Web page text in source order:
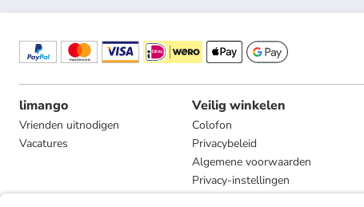
limango
Vrienden uitnodigen
Vacatures
Veilig winkelen
Colofon
Privacybeleid
Algemene voorwaarden
Privacy-instellingen
Compliance